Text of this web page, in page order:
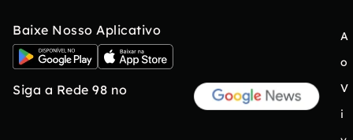
Baixe Nosso Aplicativo
Siga a Rede 98 no
A
o
V
i